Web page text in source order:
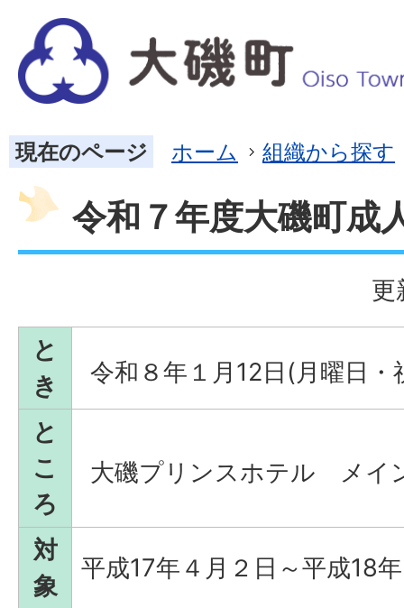
現在のページ ホーム 組織から探す
令和７年度大磯町成
更
と
き
令和８年１月12日(月曜日・
と
こ
ろ
大磯プリンスホテル メイ
対
象
平成17年４月２日～平成18